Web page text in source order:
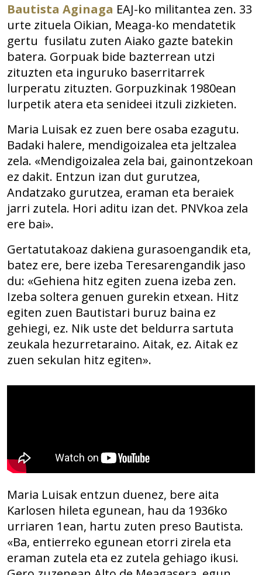
Bautista Aginaga EAJ-ko militantea zen. 33
urte zituela Oikian, Meaga-ko mendatetik
gertu fusilatu zuten Aiako gazte batekin
batera. Gorpuak bide bazterrean utzi
zituzten eta inguruko baserritarrek
lurperatu zituzten. Gorpuzkinak 1980ean
lurpetik atera eta senideei itzuli zizkieten.
Maria Luisak ez zuen bere osaba ezagutu.
Badaki halere, mendigoizalea eta jeltzalea
zela. «Mendigoizalea zela bai, gainontzekoan
ez dakit. Entzun izan dut gurutzea,
Andatzako gurutzea, eraman eta beraiek
jarri zutela. Hori aditu izan det. PNVkoa zela
ere bai».
Gertatutakoaz dakiena gurasoengandik eta,
batez ere, bere izeba Teresarengandik jaso
du: «Gehiena hitz egiten zuena izeba zen.
Izeba soltera genuen gurekin etxean. Hitz
egiten zuen Bautistari buruz baina ez
gehiegi, ez. Nik uste det beldurra sartuta
zeukala hezurretaraino. Aitak, ez. Aitak ez
zuen sekulan hitz egiten».
Maria Luisak entzun duenez, bere aita
Karlosen hileta egunean, hau da 1936ko
urriaren 1ean, hartu zuten preso Bautista.
«Ba, entierreko egunean etorri zirela eta
eraman zutela eta ez zutela gehiago ikusi.